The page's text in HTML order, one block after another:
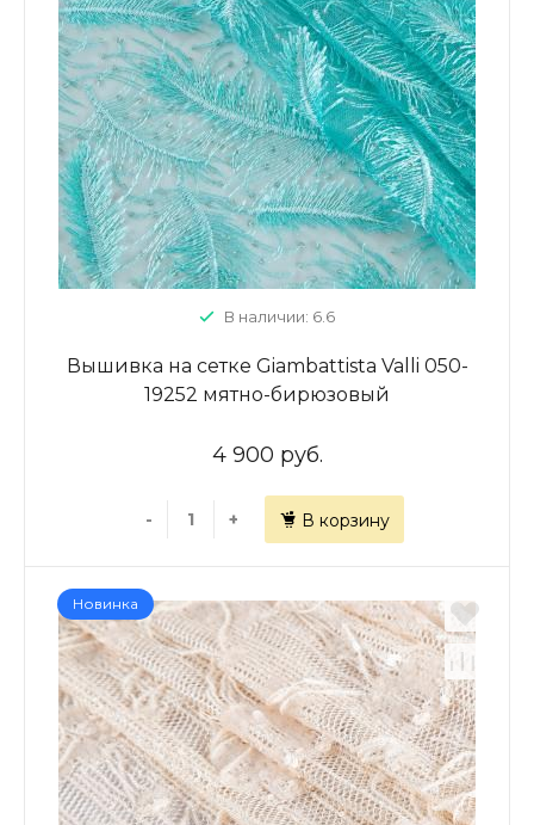
В наличии: 6.6
Вышивка на сетке Giambattista Valli 050-
19252 мятно-бирюзовый
4 900 руб.
- + В корзину
Новинка